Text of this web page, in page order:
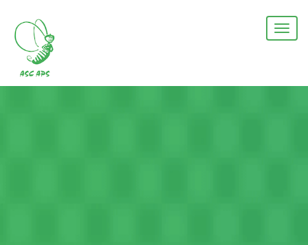
contenuto
principale